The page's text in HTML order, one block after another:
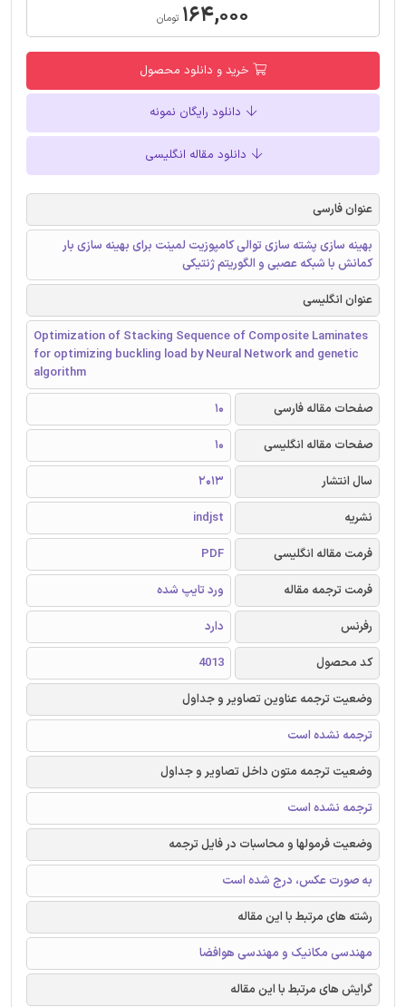
۱۶۴,۰۰۰ تومان
خرید و دانلود محصول
دانلود رایگان نمونه
دانلود مقاله انگلیسی
عنوان فارسی
بهینه سازی پشته سازی توالی کامپوزیت لمینت برای بهینه سازی بار
کمانش با شبکه عصبی و الگوریتم ژنتیکی
عنوان انگلیسی
Optimization of Stacking Sequence of Composite Laminates
for optimizing buckling load by Neural Network and genetic
algorithm
صفحات مقاله فارسی
10
صفحات مقاله انگلیسی
10
سال انتشار
2013
نشریه
indjst
فرمت مقاله انگلیسی
PDF
فرمت ترجمه مقاله
ورد تایپ شده
رفرنس
دارد
کد محصول
4013
وضعیت ترجمه عناوین تصاویر و جداول
ترجمه نشده است
وضعیت ترجمه متون داخل تصاویر و جداول
ترجمه نشده است
وضعیت فرمولها و محاسبات در فایل ترجمه
به صورت عکس، درج شده است
رشته های مرتبط با این مقاله
مهندسی مکانیک و مهندسی هوافضا
گرایش های مرتبط با این مقاله